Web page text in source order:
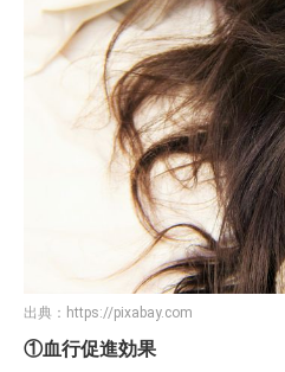
出典： https://pixabay.com
①血行促進効果